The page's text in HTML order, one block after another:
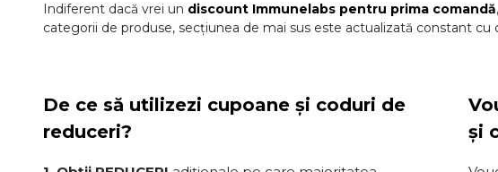
Indiferent dacă vrei un discount Immunelabs pentru prima comandă,
categorii de produse, secțiunea de mai sus este actualizată constant cu
De ce să utilizezi cupoane și coduri de
reduceri?
și